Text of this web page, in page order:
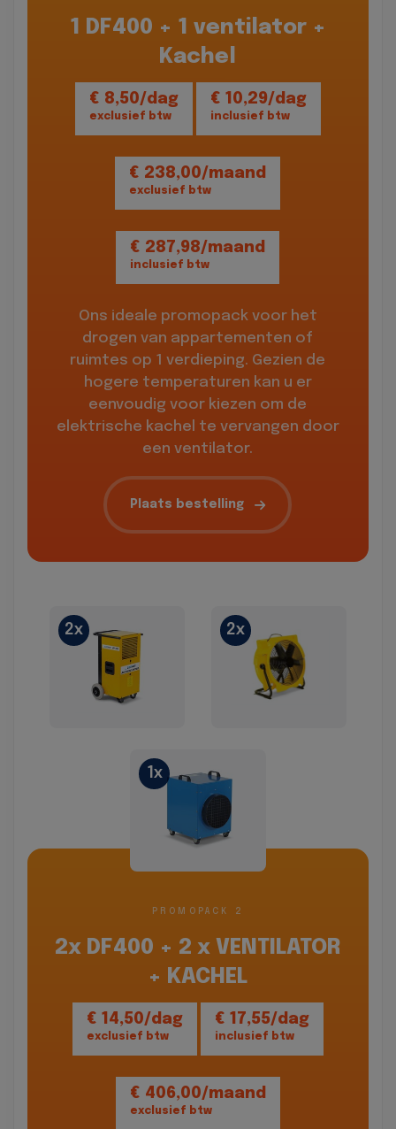
1 DF400 + 1 ventilator +
Kachel
€ 8,50/dag
exclusief btw
€ 10,29/dag
inclusief btw
€ 238,00/maand
exclusief btw
€ 287,98/maand
inclusief btw
Ons ideale promopack voor het
drogen van appartementen of
ruimtes op 1 verdieping. Gezien de
hogere temperaturen kan u er
eenvoudig voor kiezen om de
elektrische kachel te vervangen door
een ventilator.
Plaats bestelling
2x 2x
1x
PROMOPACK 2
2x DF400 + 2 x VENTILATOR
+ KACHEL
€ 14,50/dag
exclusief btw
€ 17,55/dag
inclusief btw
€ 406,00/maand
exclusief btw